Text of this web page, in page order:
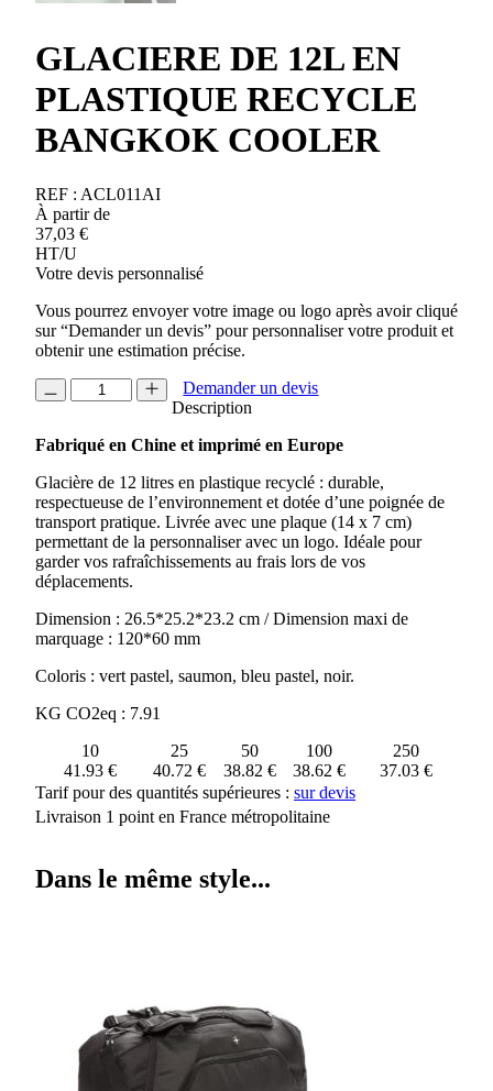
GLACIERE DE 12L EN
PLASTIQUE RECYCLE
BANGKOK COOLER
REF : ACL011AI
À partir de
37,03 €
HT/U
Votre devis personnalisé
Vous pourrez envoyer votre image ou logo après avoir cliqué
sur “Demander un devis” pour personnaliser votre produit et
obtenir une estimation précise.
quantité
de
DE
EN
PLASTIQUE
RECYCLE
BANGKOK
COOLER
Demander un devis
Description
Fabriqué en Chine et imprimé en Europe
Glacière de 12 litres en plastique recyclé : durable,
respectueuse de l’environnement et dotée d’une poignée de
transport pratique. Livrée avec une plaque (14 x 7 cm)
permettant de la personnaliser avec un logo. Idéale pour
garder vos rafraîchissements au frais lors de vos
déplacements.
Dimension : 26.5*25.2*23.2 cm / Dimension maxi de
marquage : 120*60 mm
Coloris : vert pastel, saumon, bleu pastel, noir.
KG CO2eq : 7.91
10
25 50 100
250
41.93 €
40.72 € 38.82 € 38.62 €
37.03 €
Tarif pour des quantités supérieures : sur devis
Livraison 1 point en France métropolitaine
Dans le même style...